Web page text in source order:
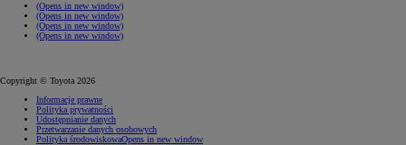
(Opens in new window)
(Opens in new window)
(Opens in new window)
(Opens in new window)
Copyright © Toyota 2026
Informacje prawne
Polityka prywatności
Udostępnianie danych
Przetwarzanie danych osobowych
Polityka środowiskowaOpens in new window